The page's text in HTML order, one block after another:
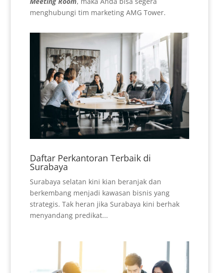
menghubungi tim marketing AMG Tower.
Daftar Perkantoran Terbaik di
Surabaya
Surabaya selatan kini kian beranjak dan
berkembang menjadi kawasan bisnis yang
strategis. Tak heran jika Surabaya kini berhak
menyandang predikat...